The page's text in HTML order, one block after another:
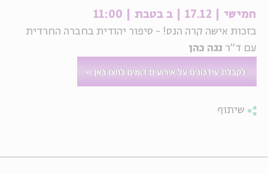
חמישי | 17.12 | ב בטבת | 11:00
בזכות אישה קרה הנס! - סיפור יהודית בחברה החרדית
עם ד"ר נגה כהן
שיתוף